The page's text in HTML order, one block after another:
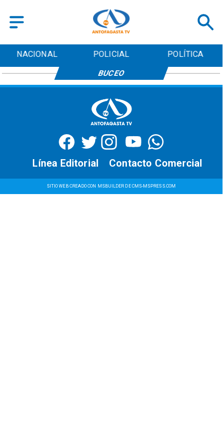
NACIONAL POLICIAL POLÍTICA
BUCEO
SITIO WEB CREADO CON MSBUILDER DE CMS-MSPRESS.COM
Contacto Comercial
Línea Editorial